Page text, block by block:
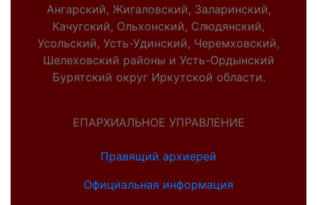
Ангарский, Жигаловский, Заларинский,
Качугский, Ольхонский, Слюдянский,
Усольский, Усть-Удинский, Черемховский,
Шелеховский районы и Усть-Ордынский
Бурятский округ Иркутской области.
ЕПАРХИАЛЬНОЕ УПРАВЛЕНИЕ
Правящий архиерей
Официальная информация